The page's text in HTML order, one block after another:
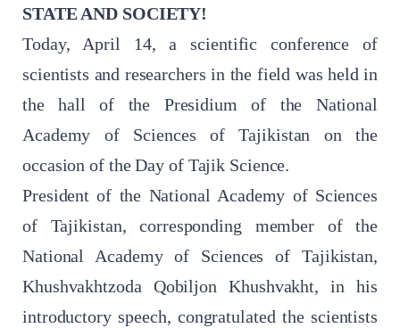
STATE AND SOCIETY!
Today, April 14, a scientific conference of
scientists and researchers in the field was held in
the hall of the Presidium of the National
Academy of Sciences of Tajikistan on the
occasion of the Day of Tajik Science.
President of the National Academy of Sciences
of Tajikistan, corresponding member of the
National Academy of Sciences of Tajikistan,
Khushvakhtzoda Qobiljon Khushvakht, in his
introductory speech, congratulated the scientists